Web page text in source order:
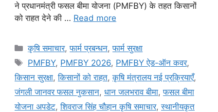
ने प्रधानमंत्री फसल बीमा योजना (PMFBY) के तहत किसानों
को राहत देने की … Read more
कृषि समाचार,फार्म प्रबन्धन,फार्म सुरक्षा
PMFBY, PMFBY 2026, PMFBY ऐड-ऑन कवर,
किसान सुरक्षा,किसानों को राहत,कृषि मंत्रालय नई प्रक्रियाएँ,
जंगली जानवर फसल नुकसान, धान जलभराव बीमा,फसल बीमा
योजना अपडेट,शिवराज सिंह चौहान कृषि समाचार,स्थानीयकृत